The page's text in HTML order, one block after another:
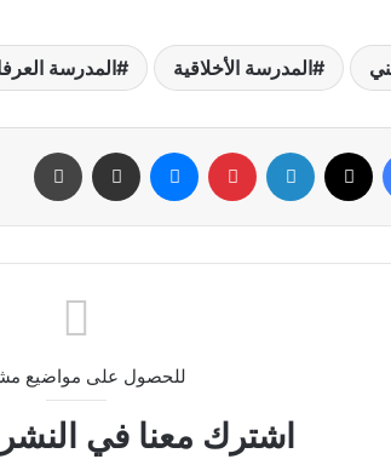
المدرسة الأخلاقية المدرسة
فيسبوك لينكدإن بينتيريست ماسنجر مشاركة عبر البريد
للحصول على مواضيع
اشترك معنا في